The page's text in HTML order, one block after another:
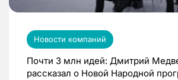
Новости компаний
Почти 3 млн идей: Дмитрий
рассказал о Новой Народной